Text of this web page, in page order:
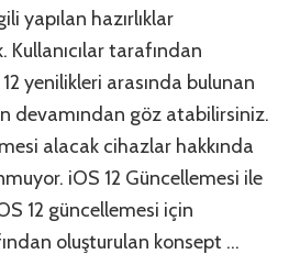
yapılan hazırlıklar
Kullanıcılar tarafından
yenilikleri arasında bulunan
devamından göz atabilirsiniz.
alacak cihazlar hakkında
iOS 12 Güncellemesi ile
12 güncellemesi için
oluşturulan konsept …